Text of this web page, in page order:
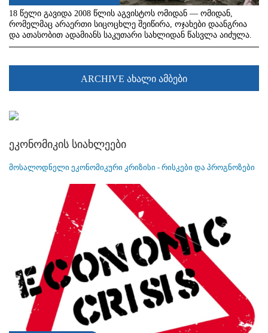
18 წელი გავიდა 2008 წლის აგვისტოს ომიდან — ომიდან,
რომელმაც არაერთი სიცოცხლე შეიწირა, ოჯახები დაანგრია
და ათასობით ადამიანს საკუთარი სახლიდან წასვლა აიძულა.
ARCHIVE ახალი ამბები
ეკონომიკის სიახლეები
მოსალოდნელი ეკონომიკური კრიზისი - რისკები და პროგნოზები